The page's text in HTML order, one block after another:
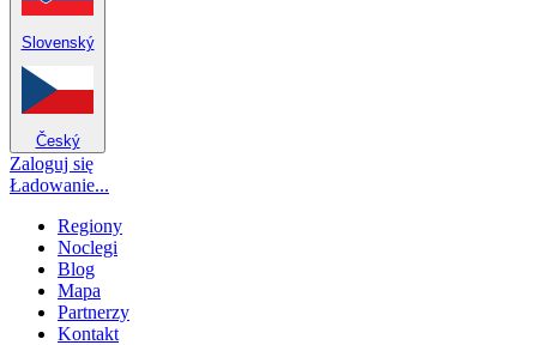
Slovenský
Český
Zaloguj się
Ładowanie...
Regiony
Noclegi
Blog
Mapa
Partnerzy
Kontakt